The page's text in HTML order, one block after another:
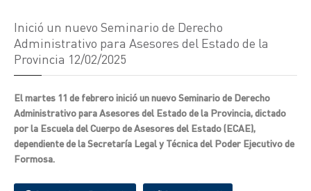
Inició un nuevo Seminario de Derecho
Administrativo para Asesores del Estado de la
Provincia 12/02/2025
El martes 11 de febrero inició un nuevo Seminario de Derecho
Administrativo para Asesores del Estado de la Provincia, dictado
por la Escuela del Cuerpo de Asesores del Estado (ECAE),
dependiente de la Secretaría Legal y Técnica del Poder Ejecutivo de
Formosa.